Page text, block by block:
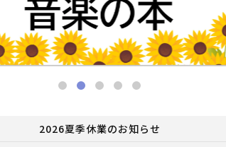
2026夏季休業のお知らせ